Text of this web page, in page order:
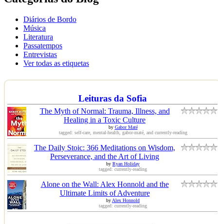
Diários de Bordo
Música
Literatura
Passatempos
Entrevistas
Ver todas as etiquetas
Leituras da Sofia
The Myth of Normal: Trauma, Illness, and
Healing in a Toxic Culture
by Gabor Maté
tagged: self-care, mental-health, gabor-maté, and currently-reading
The Daily Stoic: 366 Meditations on Wisdom,
Perseverance, and the Art of Living
by Ryan Holiday
tagged: currently-reading
Alone on the Wall: Alex Honnold and the
Ultimate Limits of Adventure
byAlex Honnold
tagged: currently-reading